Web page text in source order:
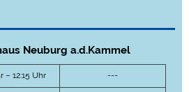
Neuburg a.d.Kammel
– 12:15 Uhr ---